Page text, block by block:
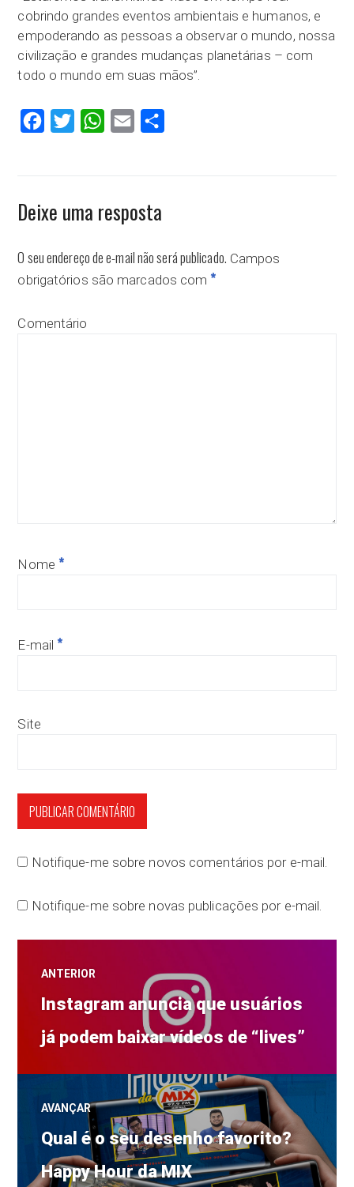
cobrindo grandes eventos ambientais e humanos, e
empoderando as pessoas a observar o mundo, nossa
civilização e grandes mudanças planetárias – com
todo o mundo em suas mãos”.
FacebookTwitter WhatsApp
Email
Deixe uma resposta
O seu endereço de e-mail não será publicado. Campos
obrigatórios são marcados com *
Comentário
Nome *
E-mail *
Site
Notifique-me sobre novos comentários por e-mail.
Notifique-me sobre novas publicações por e-mail.
Navegação
de
Post
ANTERIOR
Post
anterior:
Instagram anuncia que usuários
já podem baixar vídeos de “lives”
AVANÇAR
Próximo
post:
Qual é o seu desenho favorito?
Happy Hour da MIX